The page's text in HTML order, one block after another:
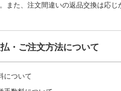
また、注文間違いの返品交換は応じ
・ご注文方法について
について